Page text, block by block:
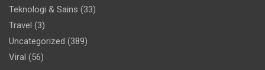
Teknologi & Sains (33)
Travel (3)
Uncategorized (389)
Viral (56)